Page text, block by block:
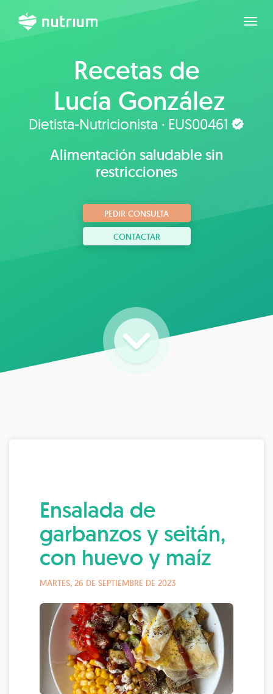
Recetas de
Lucía González
Dietista-Nutricionista · EUS00461
Alimentación saludable sin
restricciones
PEDIR CONSULTA
CONTACTAR
Ensalada de
garbanzos y seitán,
con huevo y maíz
MARTES, 26 DE SEPTIEMBRE DE 2023